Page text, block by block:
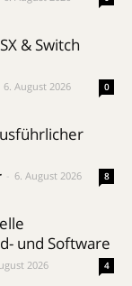
& Switch
6. August 2026 0
6. August 2026 8
und Software
2026 4